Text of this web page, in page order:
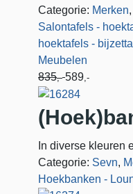
Categorie: Merken,
Salontafels -
hoektafels -
Meubelen
835,- 589 ,-
In diverse kleuren
Categorie: Sevn,
Hoekbanken -